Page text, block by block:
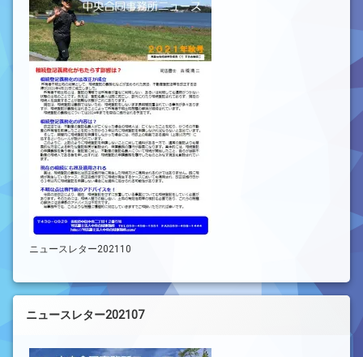
ニュースレター202110
ニュースレター202107